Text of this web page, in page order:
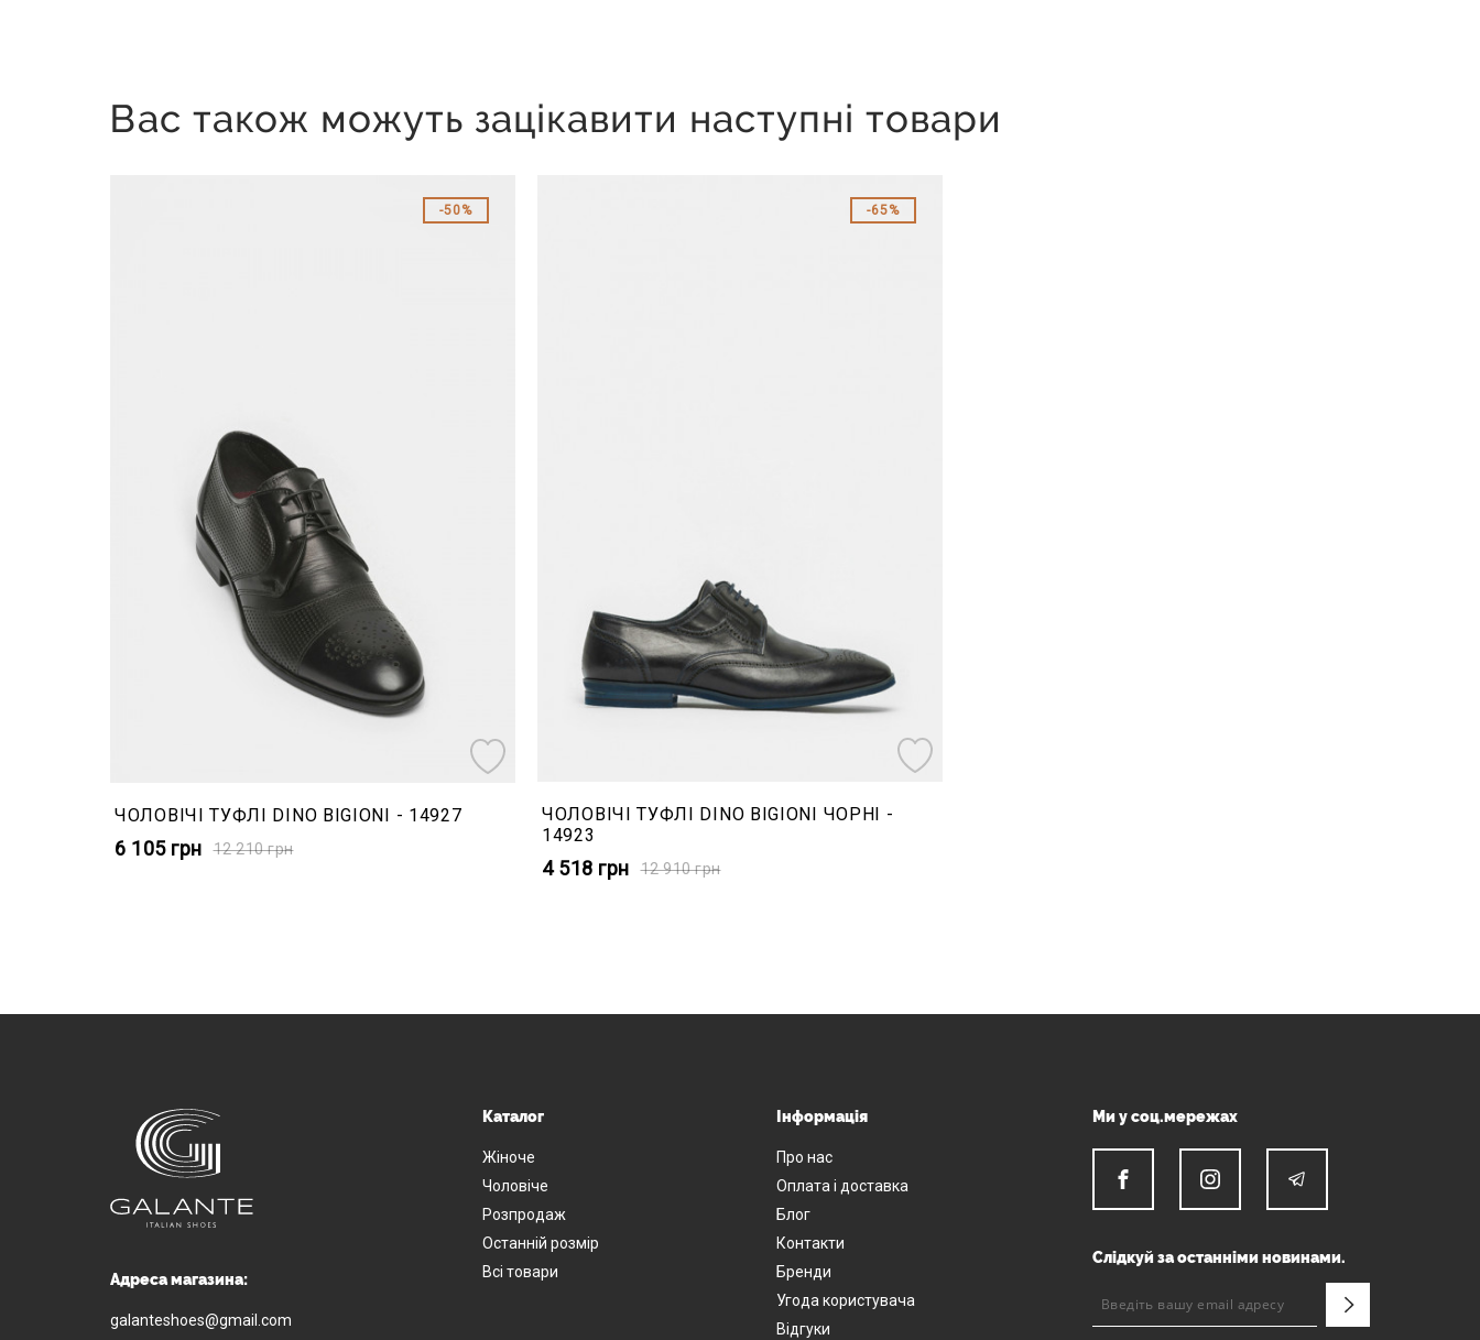
Вас також можуть зацікавити наступні товари
50%
ЧОЛОВІЧІ ТУФЛІ DINO BIGIONI - 14927
6 105 грн 12 210грн
65%
ЧОЛОВІЧІ ТУФЛІ DINO BIGIONI ЧОРНІ -
14923
4 518 грн 12 910грн
Адреса магазина:
galanteshoes@gmail.com
Каталог
Жіноче
Чоловіче
Розпродаж
Останній розмір
Всі товари
Інформація
Про нас
Оплата і доставка
Блог
Контакти
Бренди
Угода користувача
Відгуки
Ми у соц.мережах
Слідкуй за останніми новинами.